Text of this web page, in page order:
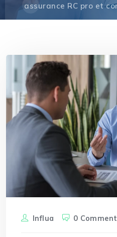
assurance RC pro et
Influa 0